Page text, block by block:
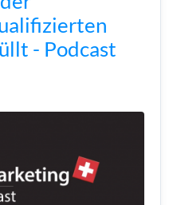
- Podcast